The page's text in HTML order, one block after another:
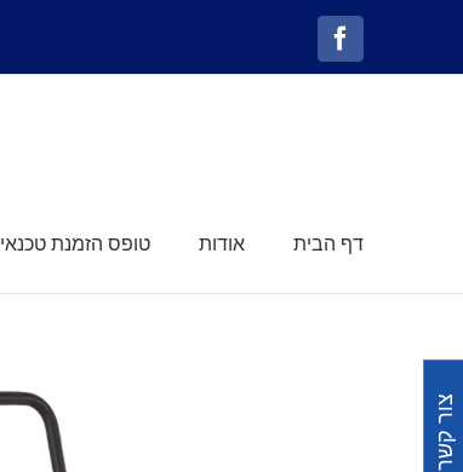
Facebook
דף הבית אודות טופס הזמנת טכנאי
צור קשר